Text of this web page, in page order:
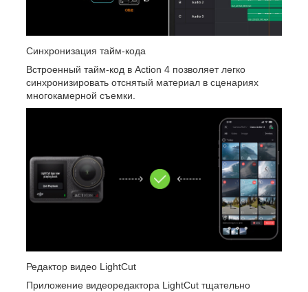
Синхронизация тайм-кода
Встроенный тайм-код в Action 4 позволяет легко
синхронизировать отснятый материал в сценариях
многокамерной съемки.
Редактор видео LightCut
Приложение видеоредактора LightCut тщательно